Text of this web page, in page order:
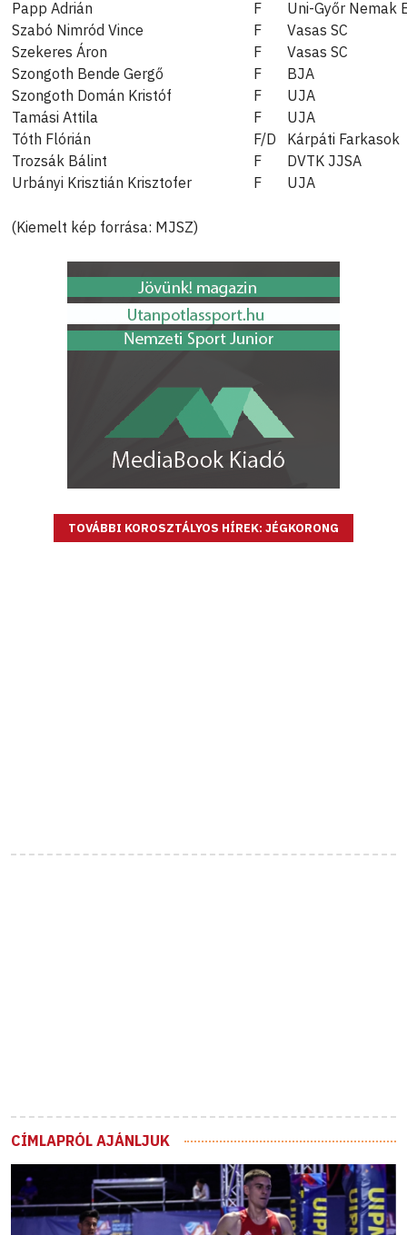
Papp Adrián F
Uni-Győr Nemak
Szabó Nimród Vince
F
Vasas SC
Szekeres Áron
F
Vasas SC
Szongoth Bende Gergő
F
BJA
Szongoth Domán Kristóf
F
UJA
Tamási Attila
F
UJA
Tóth Flórián
F/D
Kárpáti Farkasok
Trozsák Bálint
F
DVTK JJSA
Urbányi Krisztián Krisztofer
F UJA
(Kiemelt kép forrása: MJSZ)
TOVÁBBI KOROSZTÁLYOS HÍREK: JÉGKORONG
CÍMLAPRÓL AJÁNLJUK